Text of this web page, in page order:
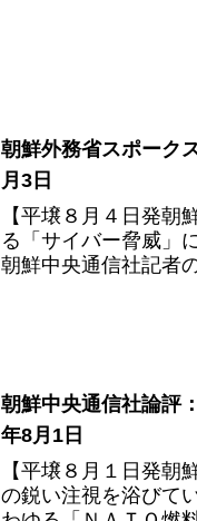
朝鮮外務省スポーク
月3日
【平壌８月４日発
る「サイバー脅威」
朝鮮中央通信社記者
朝鮮中央通信社論評
年8月1日
【平壌８月１日発
の鋭い注視を浴びて